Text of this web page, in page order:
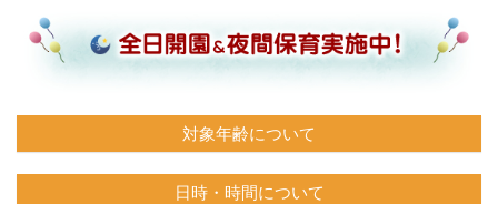
対象年齢について
日時・時間について